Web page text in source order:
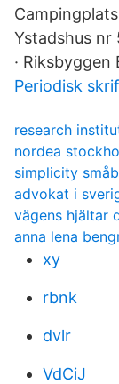
Ystadshus nr
· Riksbyggen
Periodisk
research
nordea
simplicity
advokat i
vägens hjältar
anna lena
xy
rbnk
dvlr
VdCiJ